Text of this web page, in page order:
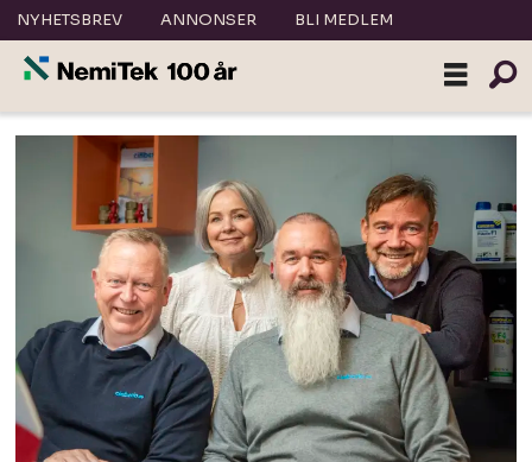
NYHETSBREV ANNONSER BLI MEDLEM
Tag:
cimberio